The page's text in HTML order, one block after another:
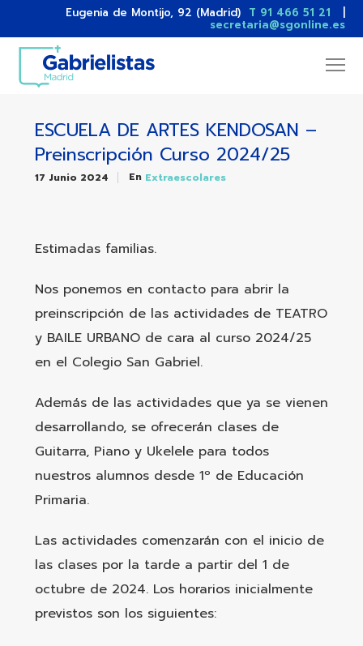
Eugenia de Montijo, 92 (Madrid) T 91 466 51 21
secretaria@sgonline.es
ESCUELA DE ARTES KENDOSAN –
Preinscripción Curso 2024/25
17 Junio 2024 En Extraescolares
Estimadas familias.
Nos ponemos en contacto para abrir la
preinscripción de las actividades de TEATRO
y BAILE URBANO de cara al curso 2024/25
en el Colegio San Gabriel.
Además de las actividades que ya se vienen
desarrollando, se ofrecerán clases de
Guitarra, Piano y Ukelele para todos
nuestros alumnos desde 1º de Educación
Primaria.
Las actividades comenzarán con el inicio de
las clases por la tarde a partir del 1 de
octubre de 2024. Los horarios inicialmente
previstos son los siguientes: